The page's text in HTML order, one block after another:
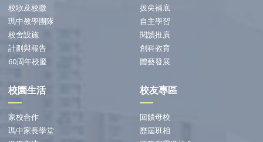
校歌及校徽
瑪中教學團隊
校舍設施
計劃與報告
60周年校慶
拔尖補底
自主學習
閱讀推廣
創科教育
體藝發展
校園生活
家校合作
瑪中家長學堂
校友專區
回饋母校
歷屆班相